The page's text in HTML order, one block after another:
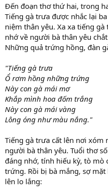
Đến đoạn thơ thứ hai, trong
Tiếng gà trưa được nhắc lại
niệm thân yêu. Xa xa tiếng
nhớ về người bà thân yêu
Những quả trứng hồng, đàn
"Tiếng gà trưa
Ổ rơm hồng những trứng
Này con gà mái mơ
Khắp mình hoa đốm trắng
Này con gà mái vàng
Lông óng như màu nắng."
Tiếng gà trưa cất lên nơi xóm
người bà thân yêu. Tuổi thơ
đáng nhớ, tính hiếu kỳ, tò mò
trứng. Rồi bị bà mắng, sợ
lên lo lắng: